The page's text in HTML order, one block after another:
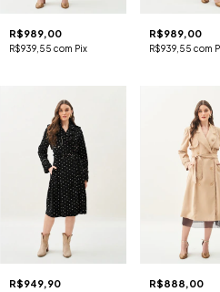
R$989,00
R$939,55 com Pix
R$989,00
R$939,55com
R$949,90 R$888,00